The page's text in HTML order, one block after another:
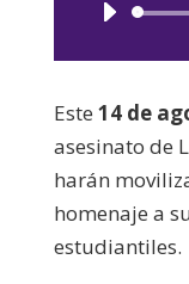
Este 14 de
asesinato de
harán
homenaje a
estudiantiles.